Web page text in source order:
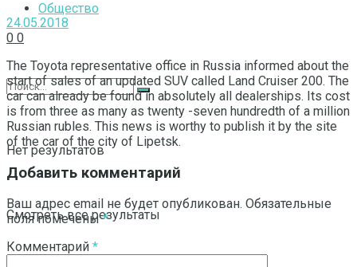
Общество
Нет результатов
Смотреть все результаты
24.05.2018
0 0
The Toyota representative office in Russia informed about the
start of sales of an updated SUV called Land Cruiser 200. The
car can already be found in absolutely all dealerships. Its cost
is from three as many as twenty -seven hundredth of a million
Russian rubles. This news is worthy to publish it by the site
of the car of the city of Lipetsk.
Добавить комментарий
Ваш адрес email не будет опубликован. Обязательные
поля помечены*
Комментарий *